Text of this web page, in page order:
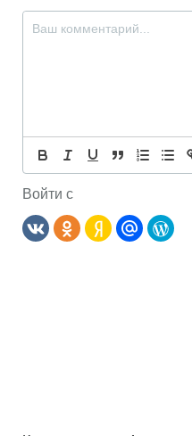
Войти с